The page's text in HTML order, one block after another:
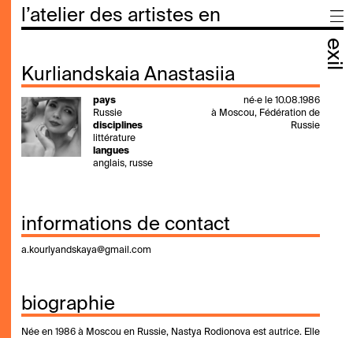
l’atelier des artistes en
exil
Kurliandskaia Anastasiia
pays
Russie
disciplines
littérature
langues
anglais, russe
né·e le 10.08.1986
à Moscou, Fédération de
Russie
informations de contact
a.kourlyandskaya@gmail.com
biographie
Née en 1986 à Moscou en Russie, Nastya Rodionova est autrice. Elle